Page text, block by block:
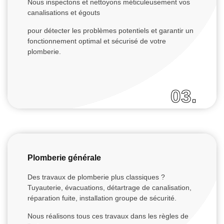
Nous inspectons et nettoyons méticuleusement vos
canalisations et égouts
pour détecter les problèmes potentiels et garantir un
fonctionnement optimal et sécurisé de votre
plomberie.
03.
Plomberie générale
Des travaux de plomberie plus classiques ?
Tuyauterie, évacuations, détartrage de canalisation,
réparation fuite, installation groupe de sécurité.
Nous réalisons tous ces travaux dans les règles de